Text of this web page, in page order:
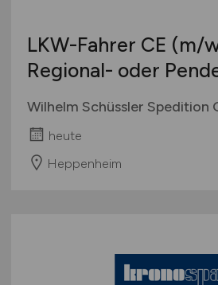
LKW-Fahrer CE (m/
Regional- oder
Wilhelm Schüssler Spedition
heute
Heppenheim